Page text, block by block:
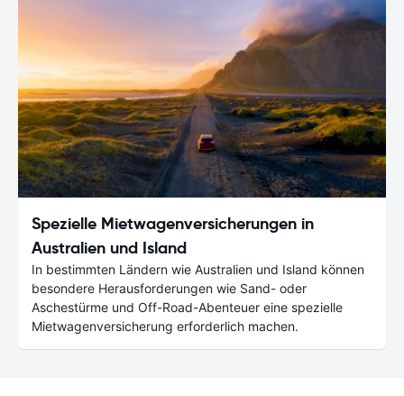
Spezielle Mietwagenversicherungen in
Australien und Island
In bestimmten Ländern wie Australien und Island können
besondere Herausforderungen wie Sand- oder
Aschestürme und Off-Road-Abenteuer eine spezielle
Mietwagenversicherung erforderlich machen.